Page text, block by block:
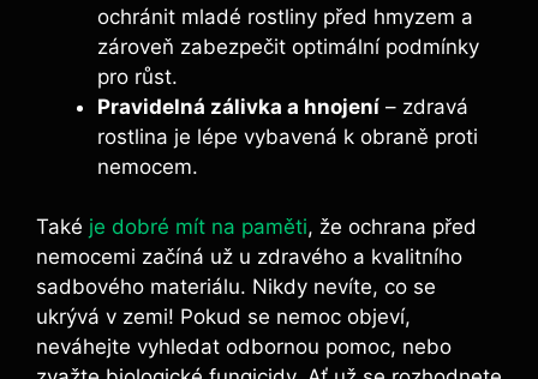
ochránit mladé rostliny před hmyzem a
zároveň zabezpečit optimální podmínky
pro růst.
Pravidelná zálivka a hnojení – zdravá
rostlina je lépe vybavená k obraně proti
nemocem.
Také je dobré mít na paměti, že ochrana před
nemocemi začíná už u zdravého a kvalitního
sadbového materiálu. Nikdy nevíte, co se
ukrývá v zemi! Pokud se nemoc objeví,
neváhejte vyhledat odbornou pomoc, nebo